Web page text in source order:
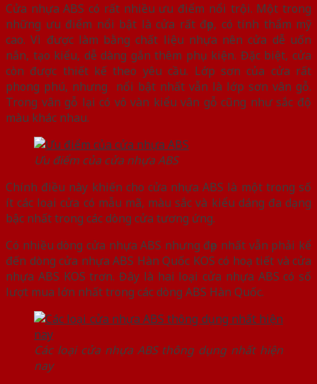
Cửa nhựa ABS có rất nhiều ưu điểm nổi trội. Một trong
những ưu điểm nổi bật là cửa rất đẹp, có tính thẩm mỹ
cao. Vì được làm bằng chất liệu nhựa nên cửa dễ uốn
nắn, tạo kiểu, dễ dàng gắn thêm phụ kiện. Đặc biệt, cửa
còn được thiết kế theo yêu cầu. Lớp sơn của cửa rất
phong phú, nhưng nổi bật nhất vẫn là lớp sơn vân gỗ.
Trong vân gỗ lại có vô vàn kiểu vân gỗ cũng như sắc độ
màu khác nhau.
Ưu điểm của cửa nhựa ABS
Chính điều này khiến cho cửa nhựa ABS là một trong số
ít các loại cửa có mẫu mã, màu sắc và kiểu dáng đa dạng
bậc nhất trong các dòng cửa tương ứng.
Có nhiều dòng cửa nhựa ABS nhưng đẹp nhất vẫn phải kể
đến dòng cửa nhựa ABS Hàn Quốc KOS có hoạ tiết và cửa
nhựa ABS KOS trơn. Đây là hai loại cửa nhựa ABS có số
lượt mua lớn nhất trong các dòng ABS Hàn Quốc.
Các loại cửa nhựa ABS thông dụng nhất hiện
nay